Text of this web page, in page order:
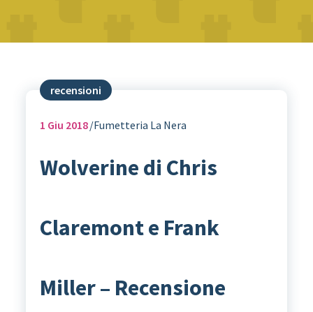
recensioni
1 Giu 2018 Fumetteria La Nera
Wolverine di Chris
Claremont e Frank
Miller – Recensione